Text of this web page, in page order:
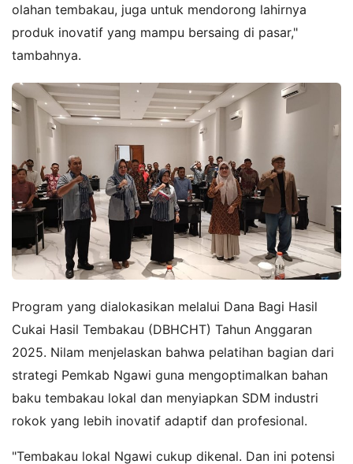
olahan tembakau, juga untuk mendorong lahirnya
produk inovatif yang mampu bersaing di pasar,"
tambahnya.
Program yang dialokasikan melalui Dana Bagi Hasil
Cukai Hasil Tembakau (DBHCHT) Tahun Anggaran
2025. Nilam menjelaskan bahwa pelatihan bagian dari
strategi Pemkab Ngawi guna mengoptimalkan bahan
baku tembakau lokal dan menyiapkan SDM industri
rokok yang lebih inovatif adaptif dan profesional.
"Tembakau lokal Ngawi cukup dikenal. Dan ini potensi